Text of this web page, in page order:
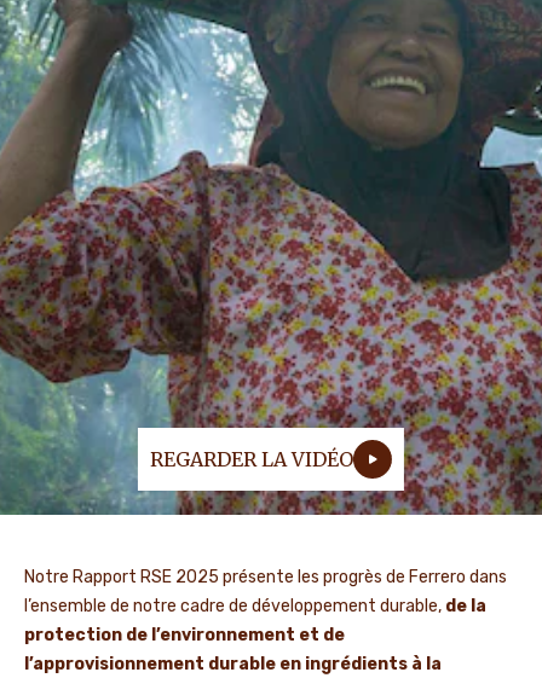
ACTUALITÉS ET NOUVELLES
REGARDER LA VIDÉO
Notre Rapport RSE 2025 présente les progrès de Ferrero dans
l’ensemble de notre cadre de développement durable, de la
protection de l’environnement et de
l’approvisionnement durable en ingrédients à la